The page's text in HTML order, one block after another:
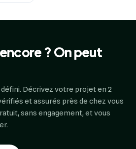
? On peut
Décrivez votre projet en 2
et assurés près de chez vous
sans engagement, et vous